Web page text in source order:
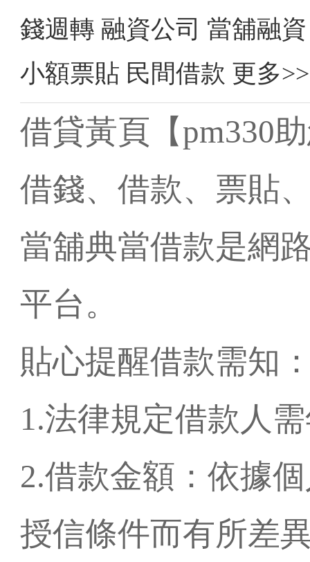
錢週轉 融資公司 當舖融資
小額票貼 民間借款 更多>>
借貸黃頁【pm330
借錢、借款、票貼
當舖典當借款是網
平台。
貼心提醒借款需知
1.法律規定借款人
2.借款金額：依據
授信條件而有所差